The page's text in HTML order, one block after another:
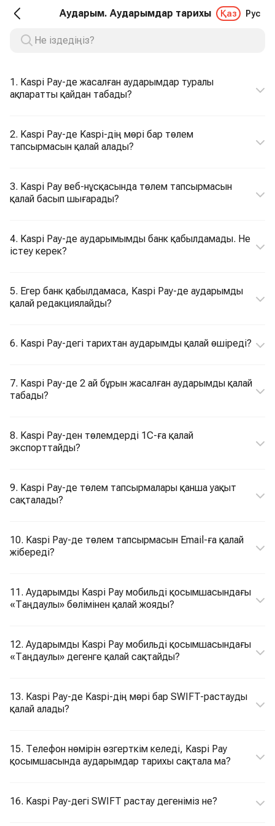
Аударым. Аударымдар тарихы Қаз Рус
1. Kaspi Pay-де жасалған аударымдар туралы
ақпаратты қайдан табады?
2. Kaspi Pay-де Kaspi-дің мөрі бар төлем
тапсырмасын қалай алады?
3. Kaspi Pay веб-нұсқасында төлем тапсырмасын
қалай басып шығарады?
4. Kaspi Pay-де аударымымды банк қабылдамады. Не
істеу керек?
5. Егер банк қабылдамаса, Kaspi Pay-де аударымды
қалай редакциялайды?
6. Kaspi Pay-дегі тарихтан аударымды қалай өшіреді?
7. Kaspi Pay-де 2 ай бұрын жасалған аударымды қалай
табады?
8. Kaspi Pay-ден төлемдерді 1С-ға қалай
экспорттайды?
9. Kaspi Pay-де төлем тапсырмалары қанша уақыт
сақталады?
10. Kaspi Pay-де төлем тапсырмасын Email-ға қалай
жібереді?
11. Аударымды Kaspi Pay мобильді қосымшасындағы
«Таңдаулы» бөлімінен қалай жояды?
12. Аударымды Kaspi Pay мобильді қосымшасындағы
«Таңдаулы» дегенге қалай сақтайды?
13. Kaspi Pay-де Kaspi-дің мөрі бар SWIFT-растауды
қалай алады?
15. Телефон нөмірін өзгерткім келеді, Kaspi Pay
қосымшасында аударымдар тарихы сақтала ма?
16. Kaspi Pay-дегі SWIFT растау дегеніміз не?